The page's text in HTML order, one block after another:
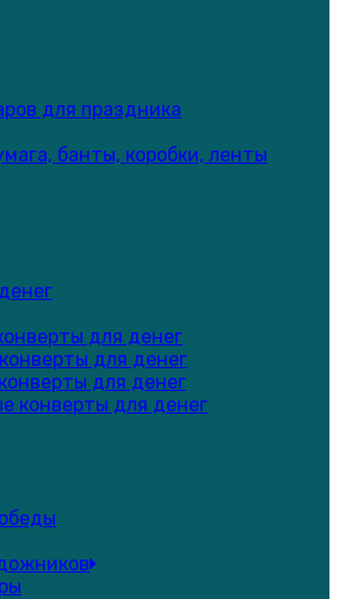
для праздника
банты, коробки, ленты
для денег
для денег
для денег
конверты для денег